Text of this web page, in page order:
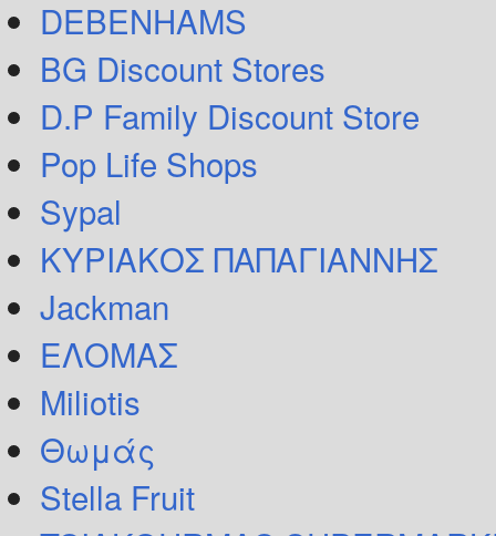
DEBENHAMS
BG Discount Stores
D.P Family Discount Store
Pop Life Shops
Sypal
ΚΥΡΙΑΚΟΣ ΠΑΠΑΓΙΑΝΝΗΣ
Jackman
ΕΛΟΜΑΣ
Miliotis
Θωμάς
Stella Fruit